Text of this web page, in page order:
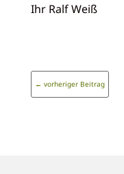
Ihr Ralf Weiß
← vorheriger Beitrag